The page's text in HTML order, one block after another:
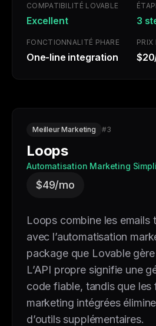
COMPATIBILITÉ LOVABLE
Excellent 3
FONCTIONNALITÉ PHARE
One-line integration
PRIX
Meilleur Marketing #3
Loops
Automatisation Marketing
$49/mo
Loops combine les emails
avec l’automatisation
package que Lovable
L’API propre signifie une
code fiable, tandis que les
marketing intégrées
d’outils supplémentaires.